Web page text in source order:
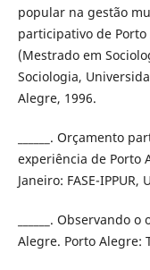
popular na gestão
participativo de Porto
(Mestrado em
Sociologia,
Alegre, 1996.
______. Orçamento
experiência de Porto
Janeiro: FASE-IPPUR,
______.
Alegre. Porto Alegre: